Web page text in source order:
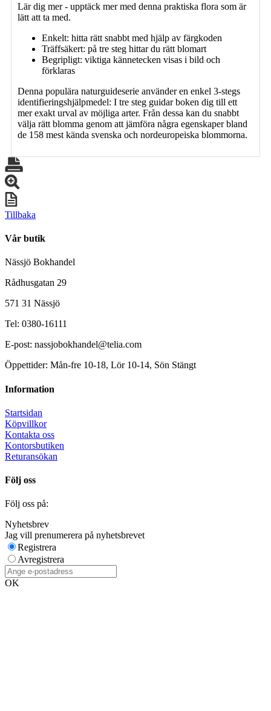
Lär dig mer - upptäck mer med denna praktiska flora som är
lätt att ta med.
Enkelt: hitta rätt snabbt med hjälp av färgkoden
Träffsäkert: på tre steg hittar du rätt blomart
Begripligt: viktiga kännetecken visas i bild och
förklaras
Denna populära naturguideserie använder en enkel 3-stegs
identifieringshjälpmedel: I tre steg guidar boken dig till ett
mer exakt urval av möjliga arter. Från dessa kan du snabbt
välja rätt blomma genom att jämföra några egenskaper bland
de 158 mest kända svenska och nordeuropeiska blommorna.
Tillbaka
Vår butik
Nässjö Bokhandel
Rådhusgatan 29
571 31 Nässjö
Tel: 0380-16111
E-post: nassjobokhandel@telia.com
Öppettider: Mån-fre 10-18, Lör 10-14, Sön Stängt
Information
Startsidan
Köpvillkor
Kontakta oss
Kontorsbutiken
Returansökan
Följ oss
Följ oss på:
Nyhetsbrev
Jag vill prenumerera på nyhetsbrevet
Registrera
Avregistrera
OK